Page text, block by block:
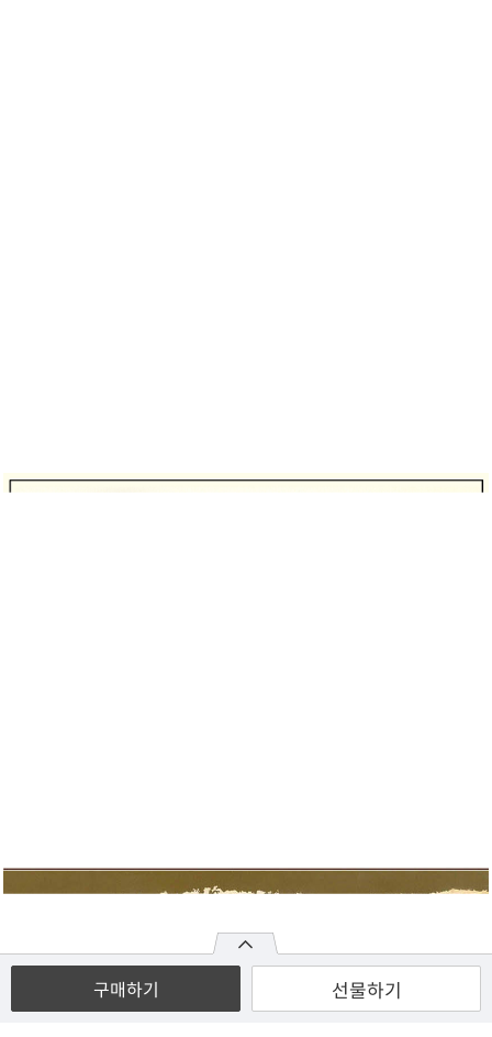
구매하기 선물하기